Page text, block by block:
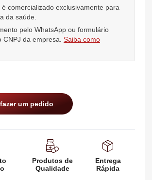
é comercializado exclusivamente para
da saúde.
pelo WhatsApp ou formulário
CNPJ da empresa. Saiba como
um pedido
Produtos de
Qualidade
Entrega
Rápida